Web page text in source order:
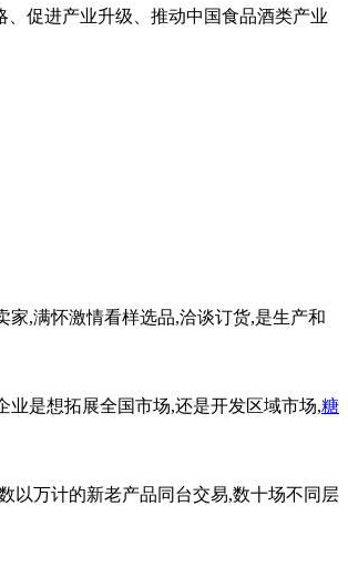
促进产业升级、推动中国食品酒类产业
,满怀激情看样选品,洽谈订货,是生产和
业是想拓展全国市场,还是开发区域市场,糖
以万计的新老产品同台交易,数十场不同层